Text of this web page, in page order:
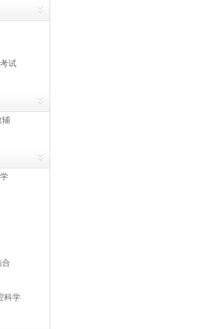
试
辅
合
科学